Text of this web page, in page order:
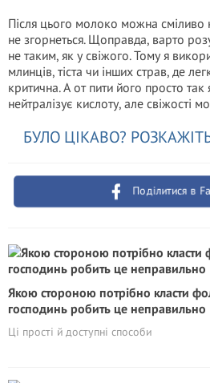
Після цього молоко можна сміливо
не згорнеться. Щоправда, варто
не таким, як у свіжого. Тому я
млинців, тіста чи інших страв, де
критична. А от пити його просто
нейтралізує кислоту, але свіжості
БУЛО ЦІКАВО?
Поділитися в
Якою стороною потрібно класти
господинь робить це неправильно
Ці прості й доступні способи